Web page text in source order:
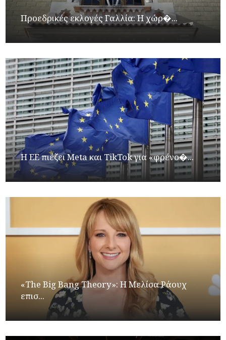
Προεδρικές εκλογές Γαλλία: Η χώρ�...
Η ΕΕ πιέζει Meta και TikTok για «φρένο�...
«The Big Bang Theory»: Η Μελίσα Ράουχ
επισ...